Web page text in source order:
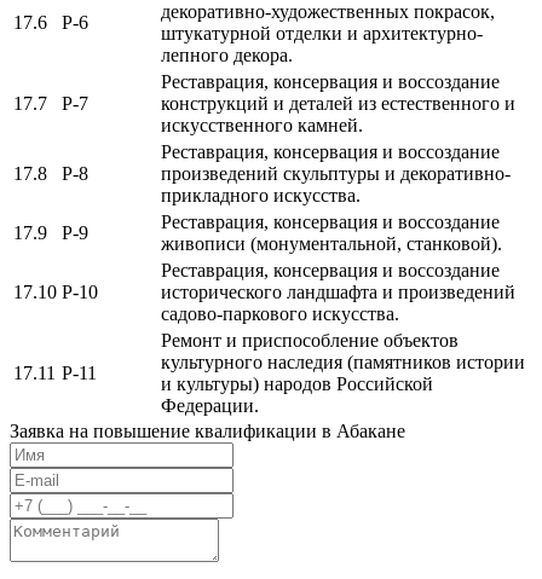
17.6 Р-6
декоративно-художественных покрасок,
штукатурной отделки и архитектурно-
лепного декора.
17.7 Р-7
Реставрация, консервация и воссоздание
конструкций и деталей из естественного и
искусственного камней.
17.8 Р-8
Реставрация, консервация и воссоздание
произведений скульптуры и декоративно-
прикладного искусства.
17.9
Р-9
Реставрация, консервация и воссоздание
живописи (монументальной, станковой).
17.10 Р-10
Реставрация, консервация и воссоздание
исторического ландшафта и произведений
садово-паркового искусства.
17.11 Р-11
Ремонт и приспособление объектов
культурного наследия (памятников истории
и культуры) народов Российской
Федерации.
Заявка на повышение квалификации в Абакане